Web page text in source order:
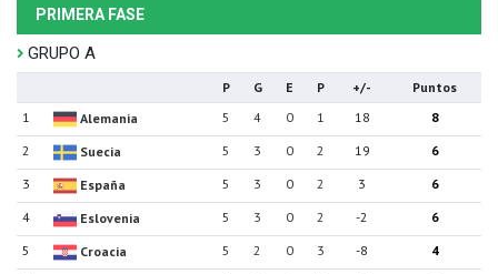
PRIMERA FASE
GRUPO A
P G E P +/-
Puntos
1
Alemania 5 4 0 1 18
8
2
Suecia 5 3 0 2 19
6
3
España 5 3 0 2 3
6
4
Eslovenia 5 3 0 2 -2
6
5
Croacia 5 2 0 3 -8
4